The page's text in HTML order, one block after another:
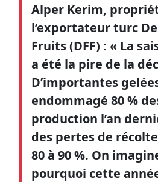
Alper Kerim,
l’exportateur turc
Fruits (DFF) : « La
a été la pire de la
D’importantes
endommagé 80 %
production l’an
des pertes de
80 à 90 %. On
pourquoi cette